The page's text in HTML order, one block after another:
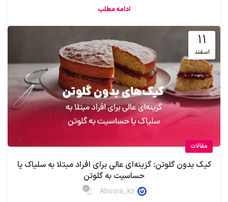
ادامه مطلب
11
اسفند
مقالات
کیک‌ بدون گلوتن: گزینه‌ای عالی برای افراد مبتلا به سلیاک یا
حساسیت به گلوتن
Ahoora_kz
0